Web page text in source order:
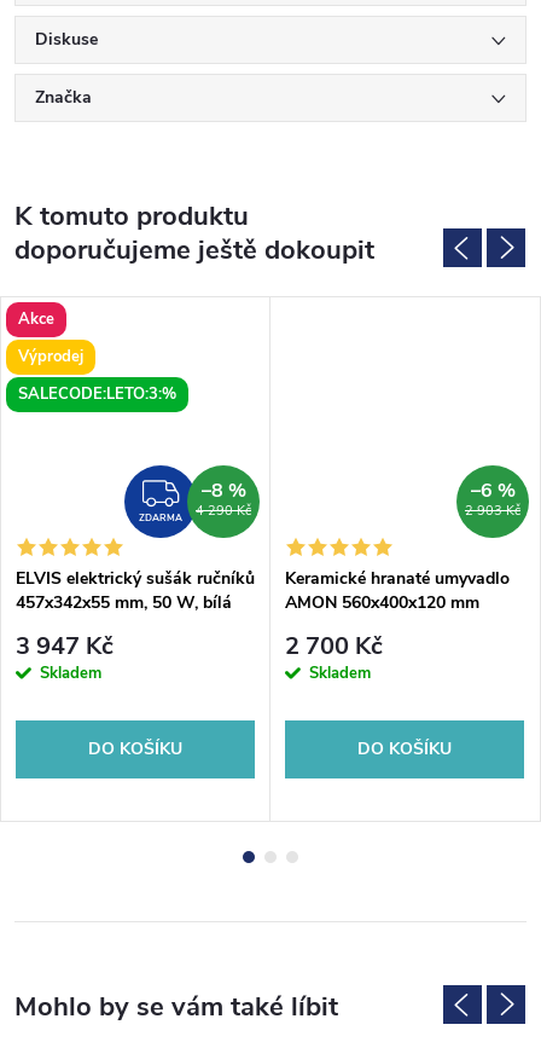
Diskuse
Značka
K tomuto produktu
doporučujeme ještě dokoupit
Akce
Výprodej
SALECODE:LETO:3:%
ZDARMA
ZDARMA 4 290 Kč
–8 %
ELVIS elektrický sušák ručníků
457x342x55 mm, 50 W, bílá
3 947 Kč
Skladem
DO KOŠÍKU
2 903 Kč
–6 %
Keramické hranaté umyvadlo
AMON 560x400x120 mm
2 700 Kč
Skladem
DO KOŠÍKU